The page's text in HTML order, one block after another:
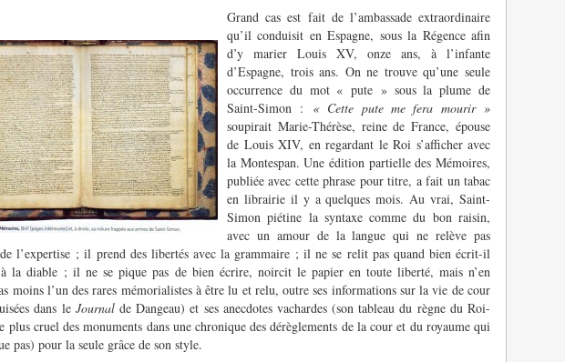
Grand cas est fait de l’ambassade extraordinaire
qu’il conduisit en Espagne, sous la Régence afin
d’y marier Louis XV, onze ans, à l’infante
d’Espagne, trois ans. On ne trouve qu’une seule
occurrence du mot « pute » sous la plume de
Saint-Simon : « Cette pute me fera mourir »
soupirait Marie-Thérèse, reine de France, épouse
de Louis XIV, en regardant le Roi s’afficher avec
la Montespan. Une édition partielle des Mémoires,
publiée avec cette phrase pour titre, a fait un tabac
en librairie il y a quelques mois. Au vrai, Saint-
Simon piétine la syntaxe comme du bon raisin,
avec un amour de la langue qui ne relève pas
l’expertise ; il prend des libertés avec la grammaire ; il ne se relit pas quand bien écrit-il
la diable ; il ne se pique pas de bien écrire, noircit le papier en toute liberté, mais n’en
moins l’un des rares mémorialistes à être lu et relu, outre ses informations sur la vie de cour
dans le Journalde Dangeau) et ses anecdotes vachardes (son tableau du règne du Roi-
plus cruel des monuments dans une chronique des dérèglements de la cour et du royaume qui
pas) pour la seule grâce de son style.